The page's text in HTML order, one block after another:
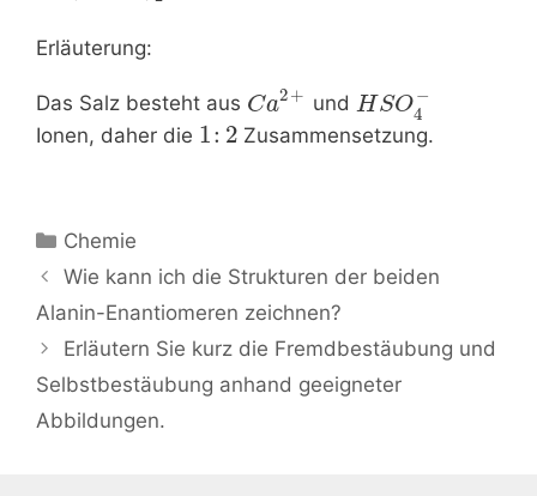
Erläuterung:
Das Salz besteht aus Ca2+ und HSO−
4
Ionen, daher die 1: 2Zusammensetzung.
Kategorien
Chemie
Beitrags-
Navigation
Wie kann ich die Strukturen der beiden
Alanin-Enantiomeren zeichnen?
Erläutern Sie kurz die Fremdbestäubung und
Selbstbestäubung anhand geeigneter
Abbildungen.